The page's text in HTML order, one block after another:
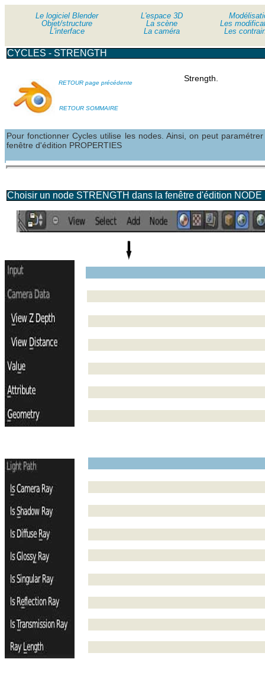
Le logiciel Blender
Objet/structure
L'interface
Le logiciel Blender
Objet/structure
L'interface
L'espace 3D
La scène
La caméra
Les
Les
CYCLES - STRENGTH
RETOUR page précédente
RETOUR SOMMAIRE
Strength.
Pour fonctionner Cycles utilise les nodes. Ainsi, on peut
fenêtre d'édition PROPERTIES
Choisir un node STRENGTH dans la fenêtre d'édition NODE